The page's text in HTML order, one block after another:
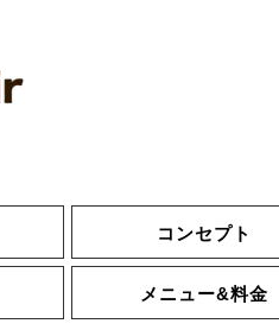
コンセプト
メニュー&料金